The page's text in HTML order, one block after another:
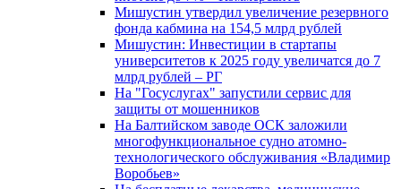
Мишустин утвердил увеличение резервного
фонда кабмина на 154,5 млрд рублей
Мишустин: Инвестиции в стартапы
университетов к 2025 году увеличатся до 7
млрд рублей – РГ
На "Госуслугах" запустили сервис для
защиты от мошенников
На Балтийском заводе ОСК заложили
многофункциональное судно атомно-
технологического обслуживания «Владимир
Воробьев»